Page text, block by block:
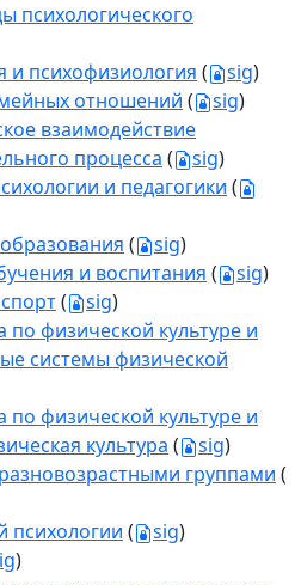
психологического
и психофизиология ( sig)
отношений ( sig)
взаимодействие
процесса ( sig)
и педагогики (
( sig)
и воспитания ( sig)
( sig)
по физической культуре и
системы физической
по физической культуре и
культура ( sig)
группами (
психологии ( sig)
)